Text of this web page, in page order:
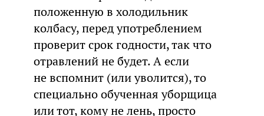
положенную в холодильник
колбасу, перед употреблением
проверит срок годности, так что
отравлений не будет. А если
не вспомнит (или уволится), то
специально обученная уборщица
или тот, кому не лень, просто